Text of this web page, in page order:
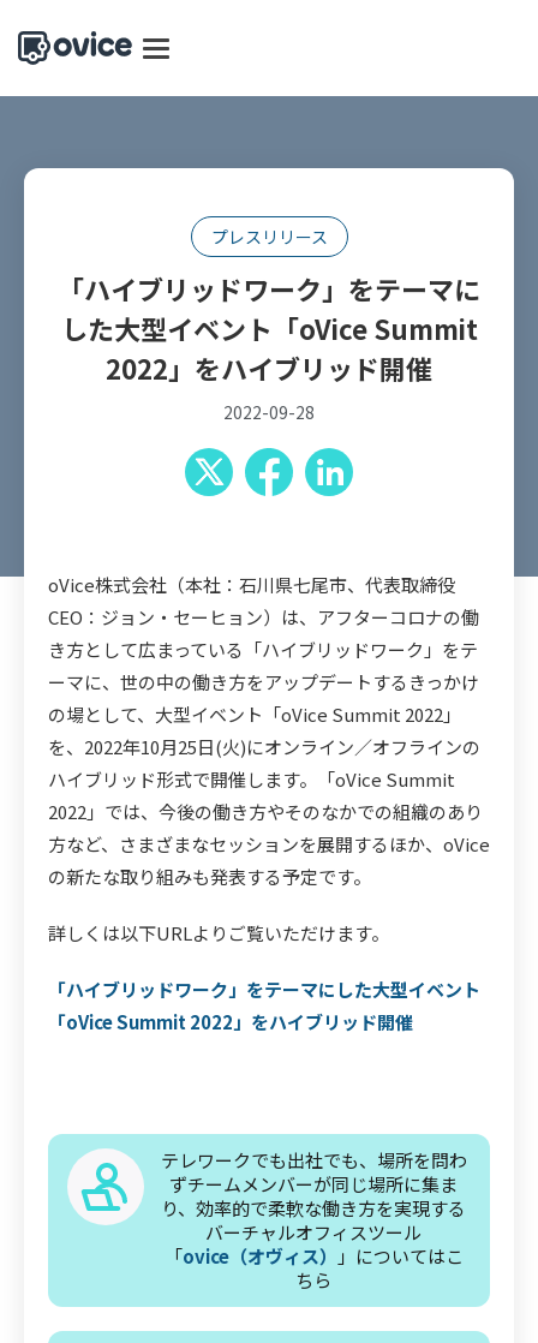
プレスリリース
「ハイブリッドワーク」をテーマに
した大型イベント「oVice Summit
2022」をハイブリッド開催
2022-09-28
oVice株式会社（本社：石川県七尾市、代表取締役
CEO：ジョン・セーヒョン）は、アフターコロナの働
き方として広まっている「ハイブリッドワーク」をテ
ーマに、世の中の働き方をアップデートするきっかけ
の場として、大型イベント「oVice Summit 2022」
を、2022年10月25日(火)にオンライン／オフラインの
ハイブリッド形式で開催します。「oVice Summit
2022」では、今後の働き方やそのなかでの組織のあり
方など、さまざまなセッションを展開するほか、oVice
の新たな取り組みも発表する予定です。
詳しくは以下URLよりご覧いただけます。
「ハイブリッドワーク」をテーマにした大型イベント
「oVice Summit 2022」をハイブリッド開催
テレワークでも出社でも、場所を問わ
ずチームメンバーが同じ場所に集ま
り、効率的で柔軟な働き方を実現する
バーチャルオフィスツール
「ovice（オヴィス）
」についてはこ
ちら